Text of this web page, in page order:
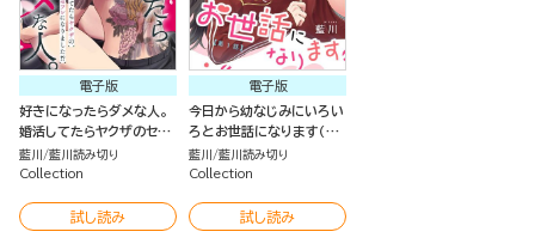
電子版
好きになったらダメな人。
婚活してたらヤクザのセフ
レになりました!?（単話
版）
藍川
藍川読み切り
Collection
試し読み
電子版
今日から幼なじみにいろい
ろとお世話になります（単
話版）
藍川
藍川読み切り
Collection
試し読み